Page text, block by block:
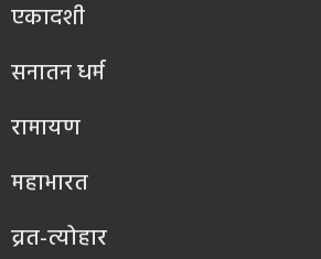
एकादशी
सनातन धर्म
रामायण
महाभारत
व्रत-त्योहार